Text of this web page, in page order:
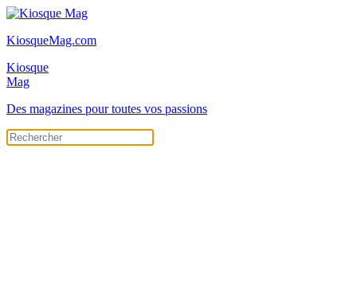
KiosqueMag.com
Kiosque
Mag
Des magazines pour toutes vos passions